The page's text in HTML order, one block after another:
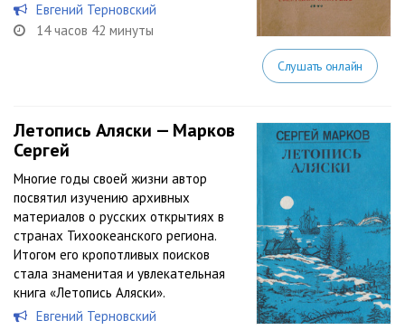
Евгений Терновский
14 часов 42 минуты
Слушать онлайн
Летопись Аляски — Марков
Сергей
Многие годы своей жизни автор
посвятил изучению архивных
материалов о русских открытиях в
странах Тихоокеанского региона.
Итогом его кропотливых поисков
стала знаменитая и увлекательная
книга «Летопись Аляски».
Евгений Терновский